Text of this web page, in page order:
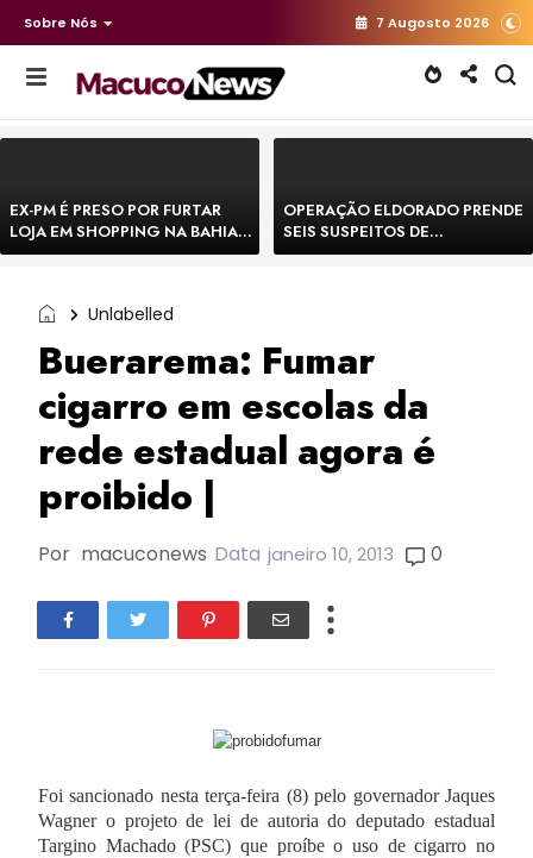
Sobre Nós 7 Augosto 2026
EX-PM É PRESO POR FURTAR
LOJA EM SHOPPING NA BAHIA E
ESCAPA CORRENDO DE
OPERAÇÃO ELDORADO PRENDE
SEIS SUSPEITOS DE
MOVIMENTAR R$ 25 MILHÕES
Unlabelled
Buerarema: Fumar
cigarro em escolas da
rede estadual agora é
proibido |
Por macuconews Data janeiro 10, 2013 0
Foi sancionado nesta terça-feira (8) pelo governador Jaques
Wagner o projeto de lei de autoria do deputado estadual
Targino Machado (PSC) que proíbe o uso de cigarro no